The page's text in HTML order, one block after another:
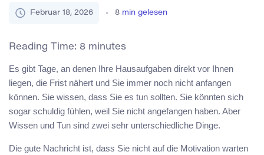
Februar 18, 2026 8 min gelesen
Reading Time: 8 minutes
Es gibt Tage, an denen Ihre Hausaufgaben direkt vor Ihnen
liegen, die Frist nähert und Sie immer noch nicht anfangen
können. Sie wissen, dass Sie es tun sollten. Sie könnten sich
sogar schuldig fühlen, weil Sie nicht angefangen haben. Aber
Wissen und Tun sind zwei sehr unterschiedliche Dinge.
Die gute Nachricht ist, dass Sie nicht auf die Motivation warten